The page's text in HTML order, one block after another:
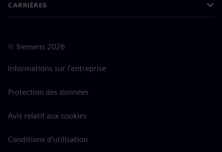
CARRIÈRES
© Siemens 2026
Informations sur l'entreprise
Protection des données
Avis relatif aux cookies
Conditions d'utilisation